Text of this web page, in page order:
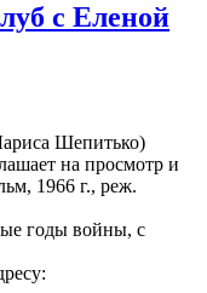
с Еленой
на просмотр и
1966 г., реж.
годы войны, с